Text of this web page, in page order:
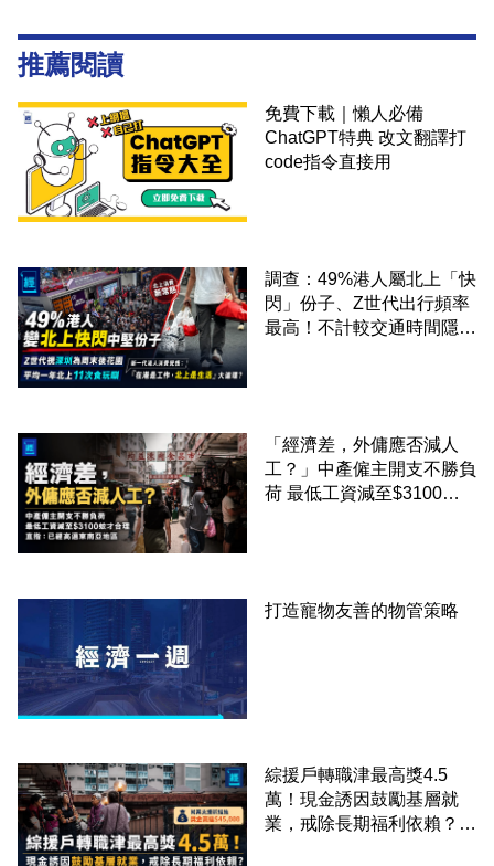
推薦閱讀
免費下載｜懶人必備
ChatGPT特典 改文翻譯打
code指令直接用
調查：49%港人屬北上「快
閃」份子、Z世代出行頻率
最高！不計較交通時間隱形
「經濟差，外傭應否減人
工？」中產僱主開支不勝負
荷 最低工資減至$3100蚊
打造寵物友善的物管策略
綜援戶轉職津最高獎4.5
萬！現金誘因鼓勵基層就
業，戒除長期福利依賴？鄧